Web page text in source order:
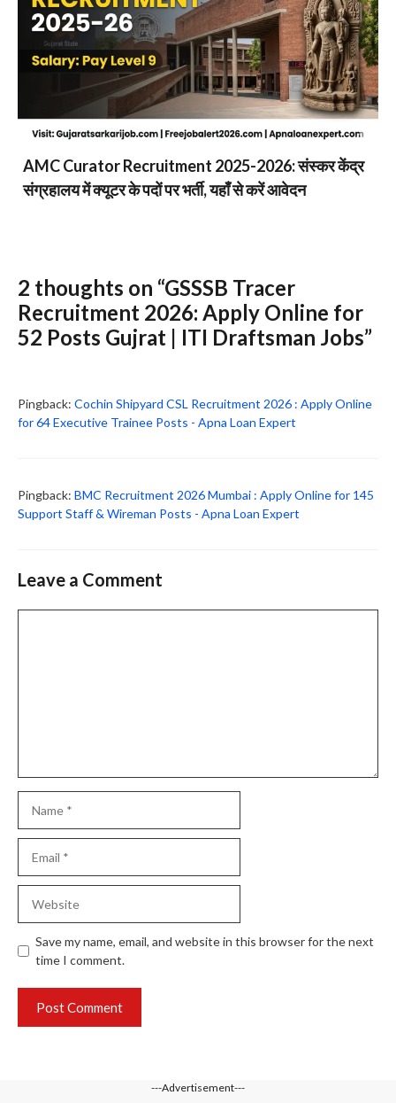
AMC Curator Recruitment 2025-2026: संस्कर केंद्र
संग्रहालय में क्यूटर के पदों पर भर्ती, यहाँ से करें आवेदन
2 thoughts on “GSSSB Tracer
Recruitment 2026: Apply Online for
52 Posts Gujrat | ITI Draftsman Jobs”
Pingback: Cochin Shipyard CSL Recruitment 2026 : Apply Online
for 64 Executive Trainee Posts - Apna Loan Expert
Pingback: BMC Recruitment 2026 Mumbai : Apply Online for 145
Support Staff & Wireman Posts - Apna Loan Expert
Leave a Comment
Save my name, email, and website in this browser for the next
time I comment.
---Advertisement---